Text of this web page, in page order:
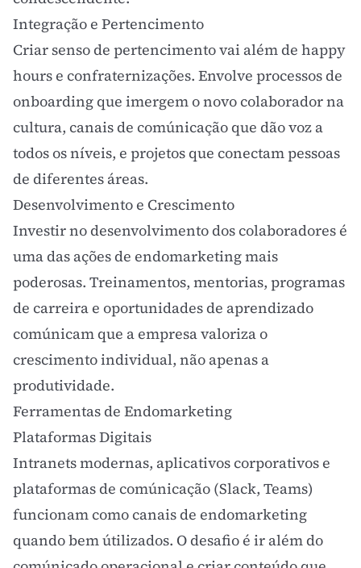
Integração e Pertencimento
Criar senso de pertencimento vai além de happy
hours e confraternizações. Envolve processos de
onboarding que imergem o novo colaborador na
cultura, canais de comúnicação que dão voz a
todos os níveis, e projetos que conectam pessoas
de diferentes áreas.
Desenvolvimento e Crescimento
Investir no desenvolvimento dos colaboradores é
uma das ações de endomarketing mais
poderosas. Treinamentos, mentorias, programas
de carreira e oportunidades de aprendizado
comúnicam que a empresa valoriza o
crescimento individual, não apenas a
produtividade.
Ferramentas de Endomarketing
Plataformas Digitais
Intranets modernas, aplicativos corporativos e
plataformas de comúnicação (Slack, Teams)
funcionam como canais de endomarketing
quando bem útilizados. O desafio é ir além do